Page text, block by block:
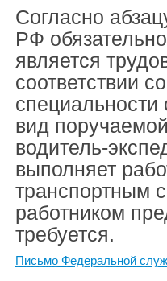
Согласно
РФ
является
соответствии
вид
водитель-
выполняет
транспортным
работником
требуется.
Письмо Федеральной